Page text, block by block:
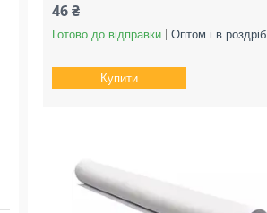
46 ₴
Готово до відправки Оптом і в роздріб
Купити